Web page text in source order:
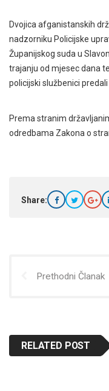
Dvojica afganistanskih
nadzorniku Policijske
Županijskog suda u
trajanju od mjesec dana
policijski službenici
Prema stranim
odredbama Zakona o
Share:
Prethodni Članak
RELATED POST